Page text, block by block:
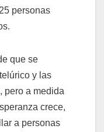
personas
que se
y las
pero a medida
crece,
a personas